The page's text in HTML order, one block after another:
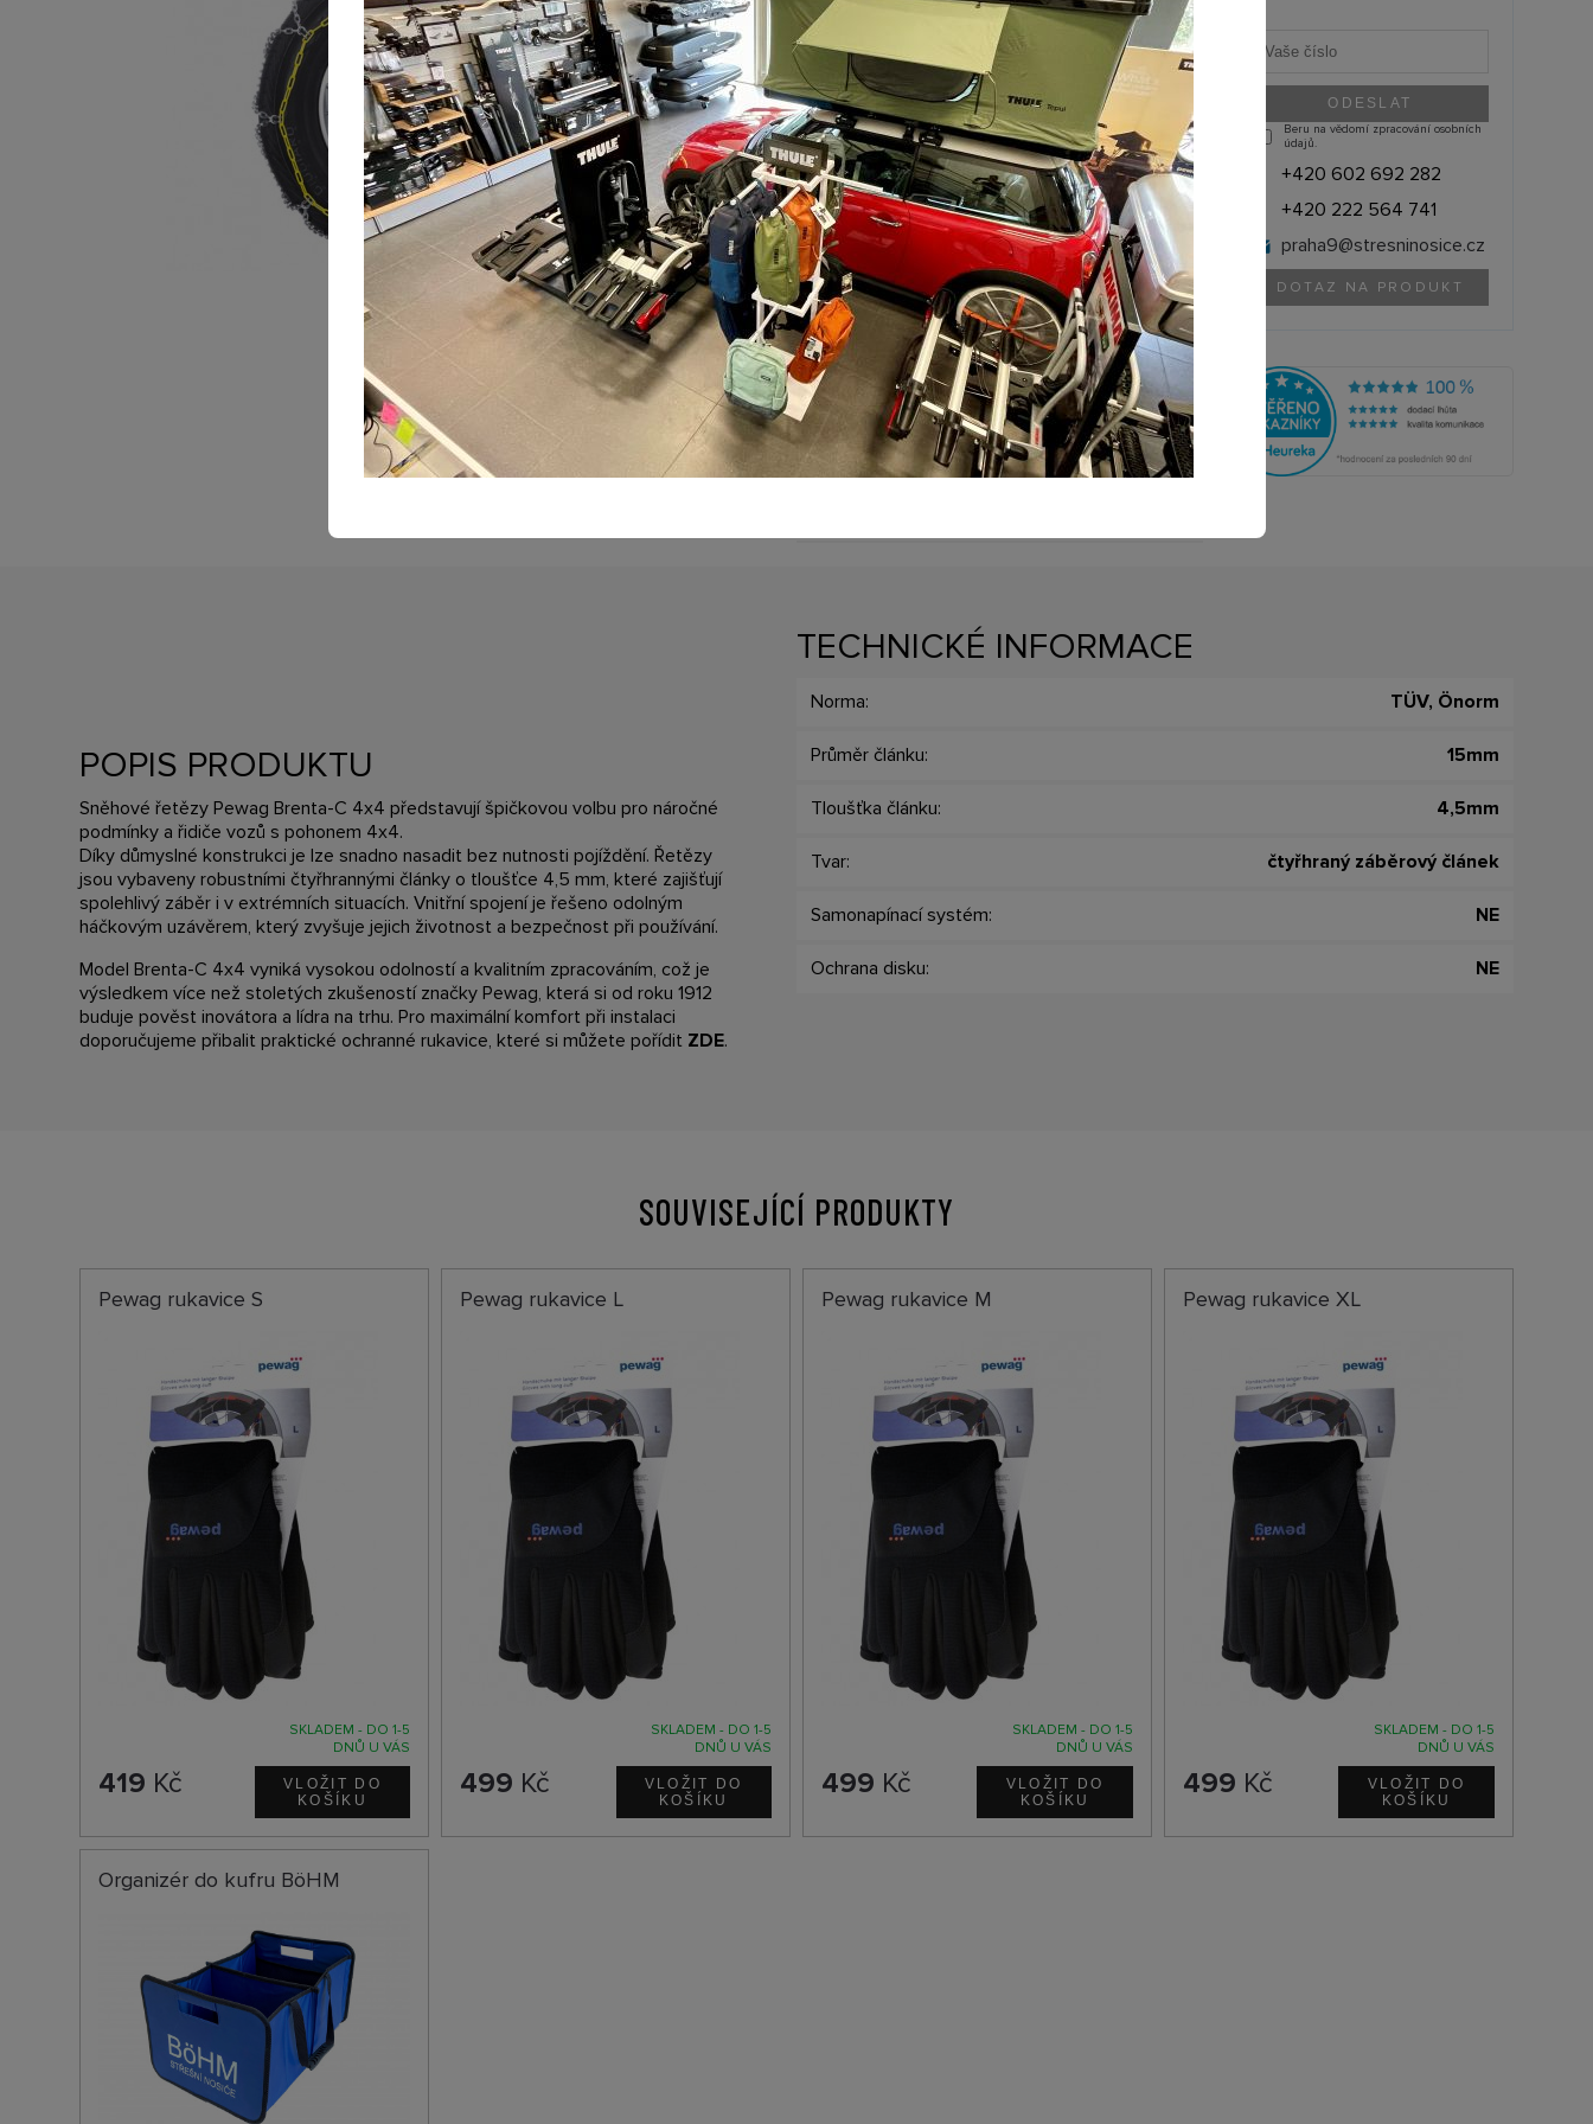
DO 3-7 DNŮ U VÁS
– +
Beru na vědomí zpracování osobních
údajů.
+420 602 692 282
+420 222 564 741
praha9@stresninosice.cz
DOTAZ NA PRODUKT
Výrobce: PEWAG (ČR)
Kód produktu: XMR82V|12364
POPIS PRODUKTU
Sněhové řetězy Pewag Brenta-C 4x4 představují špičkovou volbu pro náročné
podmínky a řidiče vozů s pohonem 4x4.
Díky důmyslné konstrukci je lze snadno nasadit bez nutnosti pojíždění. Řetězy
jsou vybaveny robustními čtyřhrannými články o tloušťce 4,5 mm, které zajišťují
spolehlivý záběr i v extrémních situacích. Vnitřní spojení je řešeno odolným
háčkovým uzávěrem, který zvyšuje jejich životnost a bezpečnost při používání.
Model Brenta-C 4x4 vyniká vysokou odolností a kvalitním zpracováním, což je
výsledkem více než stoletých zkušeností značky Pewag, která si od roku 1912
buduje pověst inovátora a lídra na trhu. Pro maximální komfort při instalaci
doporučujeme přibalit praktické ochranné rukavice, které si můžete pořídit ZDE.
TECHNICKÉ INFORMACE
Norma: TÜV, Önorm
Průměr článku: 15mm
Tloušťka článku: 4,5mm
Tvar: čtyřhraný záběrový článek
Samonapínací systém: NE
Ochrana disku: NE
SOUVISEJÍCÍ PRODUKTY
Pewag rukavice S
SKLADEM - DO 1-5
DNŮ U VÁS
419 Kč
Pewag rukavice L
SKLADEM - DO 1-5
DNŮ U VÁS
499 Kč
Pewag rukavice M
SKLADEM - DO 1-5
DNŮ U VÁS
499 Kč
Pewag rukavice XL
SKLADEM - DO 1-5
DNŮ U VÁS
499 Kč
Organizér do kufru BöHM